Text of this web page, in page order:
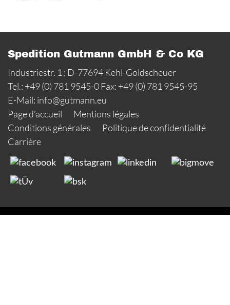
Spedition Gutmann GmbH & Co KG
Industriestr. 1 ; D-77694 Kehl-Goldscheuer
Tel.: +49 (0) 781 9545-0 Fax: +49 (0) 781 9545-95
E-Mail: info@gutmann.eu
Page d’accueil
Mentions légales
Conditions générales
Politique de confidentialité
Carrière